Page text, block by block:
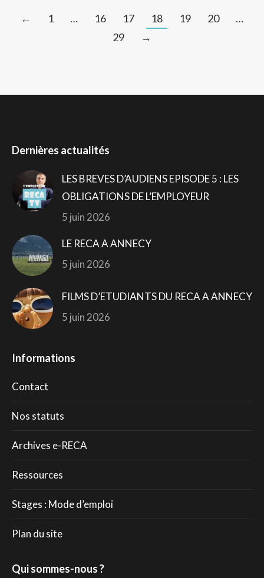
← 1 … 16 17 18 19 20
…
29
→
Dernières actualités
LES BREVES D’AUDIENS EPISODE 5 : LES
OBLIGATIONS DE L’EMPLOYEUR
5 juin 2026
LE RECA A ANNECY
5 juin 2026
FILMS D’ETUDIANTS DU RECA A ANNECY
5 juin 2026
Informations
Contact
Nos statuts
Archives e-RECA
Ressources
Stages : Mode d’emploi
Plan du site
Qui sommes-nous ?